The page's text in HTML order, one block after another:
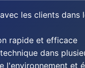
les clients dans
rapide et efficace
dans
l'environnement et